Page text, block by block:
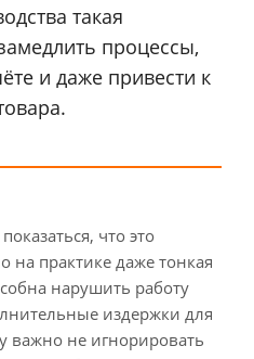
такая
процессы,
и даже привести к
что это
на практике даже тонкая
нарушить работу
издержки для
важно не игнорировать